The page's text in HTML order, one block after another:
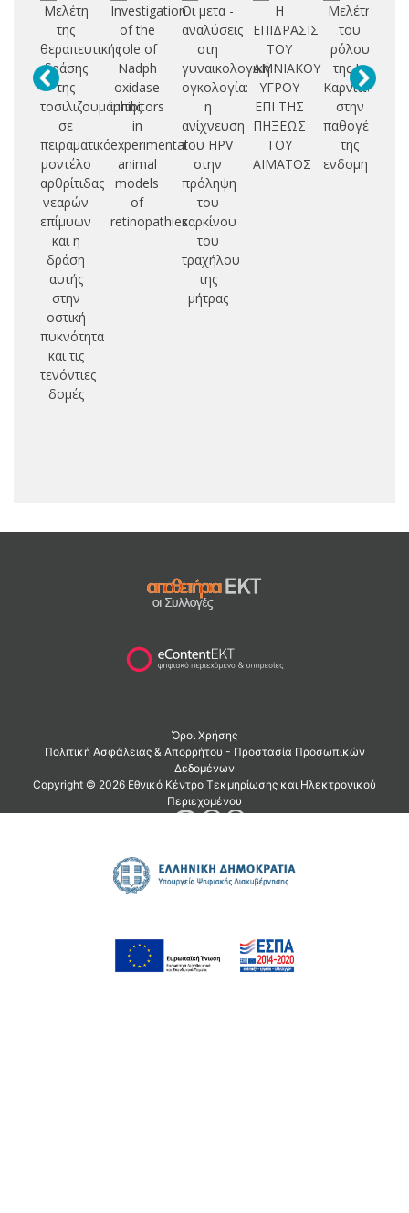
Μελέτη
της
θεραπευτικής
δράσης
της
τοσιλιζουμάμπης
σε
πειραματικό
μοντέλο
αρθρίτιδας
νεαρών
επίμυων
και η
δράση
αυτής
στην
οστική
πυκνότητα
και τις
τενόντιες
δομές
Investigation
of the
role of
Nadph
oxidase
inhibitors
in
experimental
animal
models
of
retinopathies
Οι μετα -
αναλύσεις
στη
γυναικολογική
ογκολογία:
η
ανίχνευση
του HPV
στην
πρόληψη
του
καρκίνου
του
τραχήλου
της
μήτρας
Η
ΕΠΙΔΡΑΣΙΣ
ΤΟΥ
ΑΜΝΙΑΚΟΥ
ΥΓΡΟΥ
ΕΠΙ ΤΗΣ
ΠΗΞΕΩΣ
ΤΟΥ
ΑΙΜΑΤΟΣ
Μελέτη
του
ρόλου
της L-
Καρνιτίνης
στην
παθογένεια
της